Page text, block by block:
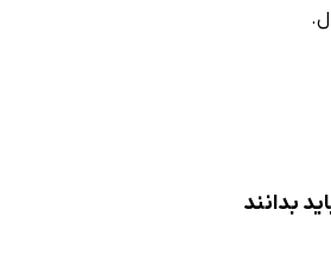
بدانند